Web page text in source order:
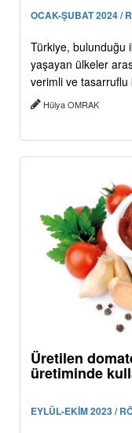
OCAK-ŞUBAT 2024 /
Türkiye, bulunduğu
yaşayan ülkeler
verimli ve tasarruflu
Hülya OMRAK
Üretilen
üretiminde
EYLÜL-EKİM 2023 /